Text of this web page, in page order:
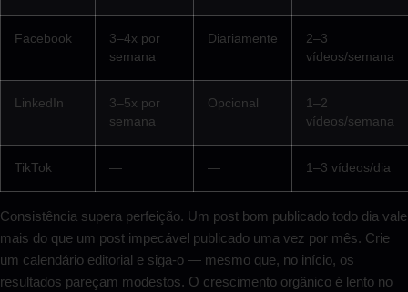
Facebook
3–4x por
semana
Diariamente
2–3
vídeos/semana
LinkedIn
3–5x por
semana
Opcional
1–2
vídeos/semana
TikTok — — 1–3 vídeos/dia
Consistência supera perfeição. Um post bom publicado todo dia vale
mais do que um post impecável publicado uma vez por mês. Crie
um calendário editorial e siga-o — mesmo que, no início, os
resultados pareçam modestos. O crescimento orgânico é lento no